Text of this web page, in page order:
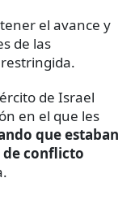
el avance y
de las
de Israel
en el que les
que estaban
de conflicto